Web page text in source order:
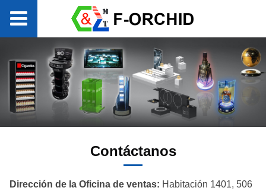
Contáctanos
Dirección de la Oficina de ventas: Habitación 1401, 506